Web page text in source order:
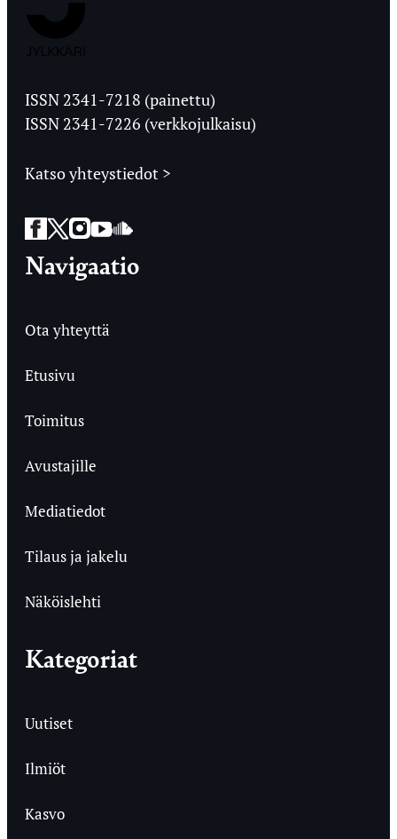
Ylioppilaslehti
ISSN 2341-7218 (painettu)
ISSN 2341-7226 (verkkojulkaisu)
Katso yhteystiedot >
Facebook
Twitter
Instagram
YouTube
SoundCloud
Navigaatio
Ota yhteyttä
Etusivu
Toimitus
Avustajille
Mediatiedot
Tilaus ja jakelu
Näköislehti
Kategoriat
Uutiset
Ilmiöt
Kasvo